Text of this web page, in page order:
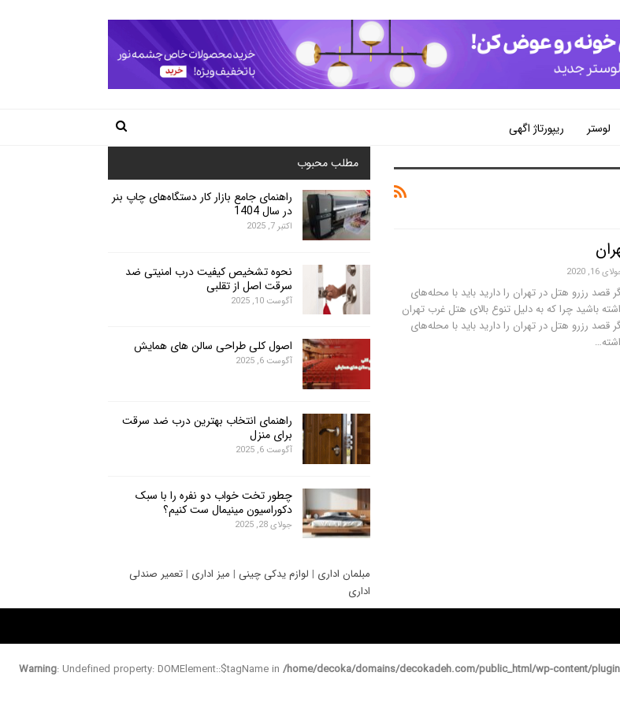
لوستر
ریپورتاژ اگهی
16, 2020
قصد رزرو هتل در تهران را دارید باید با محله‌های
باشید چرا که به دلیل تنوع بالای هتل غرب تهران
قصد رزرو هتل در تهران را دارید باید با محله‌های
مطلب محبوب
راهنمای جامع بازار کار دستگاه‌های چاپ بنر
در سال 1404
اکتبر 7, 2025
نحوه تشخیص کیفیت درب امنیتی ضد
سرقت اصل از تقلبی
آگوست 10, 2025
اصول کلی طراحی سالن های همایش
آگوست 6, 2025
راهنمای انتخاب بهترین درب ضد سرقت
برای منزل
آگوست 6, 2025
چطور تخت خواب دو نفره را با سبک
دکوراسیون مینیمال ست کنیم؟
جولای 28, 2025
مبلمان اداری | لوازم یدکی چینی | میز اداری | تعمیر صندلی
اداری
Warning: Undefined property: DOMElement::$tagName in /home/decoka/domains/decokadeh.com/public_html/wp-content/